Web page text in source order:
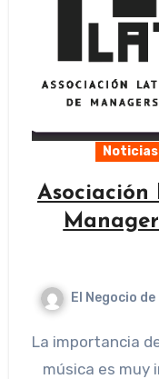
Noticias
El Negocio
La importancia de las asociaciones dentro de la
música es muy